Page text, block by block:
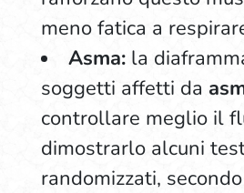
meno fatica a
Asma:la
soggetti affetti da
controllare meglio il
dimostrarlo alcuni
randomizzati,